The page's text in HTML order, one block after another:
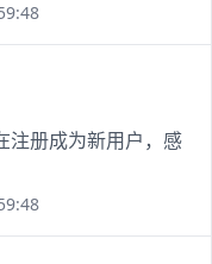
注册成为新用户，感